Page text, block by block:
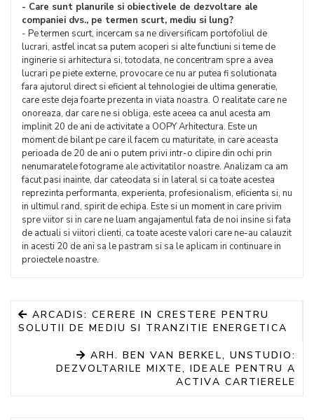
- Care sunt planurile si obiectivele de dezvoltare ale
companiei dvs., pe termen scurt, mediu si lung?
- Pe termen scurt, incercam sa ne diversificam portofoliul de
lucrari, astfel incat sa putem acoperi si alte functiuni si teme de
inginerie si arhitectura si, totodata, ne concentram spre a avea
lucrari pe piete externe, provocare ce nu ar putea fi solutionata
fara ajutorul direct si eficient al tehnologiei de ultima generatie,
care este deja foarte prezenta in viata noastra. O realitate care ne
onoreaza, dar care ne si obliga, este aceea ca anul acesta am
implinit 20 de ani de activitate a OOPY Arhitectura. Este un
moment de bilant pe care il facem cu maturitate, in care aceasta
perioada de 20 de ani o putem privi intr-o clipire din ochi prin
nenumaratele fotograme ale activitatilor noastre. Analizam ca am
facut pasi inainte, dar cateodata si in lateral si ca toate acestea
reprezinta performanta, experienta, profesionalism, eficienta si, nu
in ultimul rand, spirit de echipa. Este si un moment in care privim
spre viitor si in care ne luam angajamentul fata de noi insine si fata
de actuali si viitori clienti, ca toate aceste valori care ne-au calauzit
in acesti 20 de ani sa le pastram si sa le aplicam in continuare in
proiectele noastre.
ARCADIS: CERERE IN CRESTERE PENTRU
SOLUTII DE MEDIU SI TRANZITIE ENERGETICA
ARH. BEN VAN BERKEL, UNSTUDIO:
DEZVOLTARILE MIXTE, IDEALE PENTRU A
ACTIVA CARTIERELE